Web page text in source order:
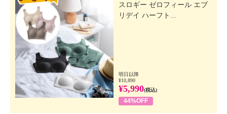
スロギー ゼロフィール エブ
リデイ ハーフト...
明日以降
¥10,890
¥5,990(税込)
44%OFF